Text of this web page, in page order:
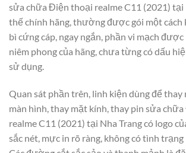
sửa chữa Điện thoại realme C11 (2021) tại
thế chính hãng, thường được gói một
bì cứng cáp, ngay ngắn, phần vi mạch
niêm phong của hãng, chưa từng có dấu
sử dụng.
Quan sát phần trên, linh kiện dùng để thay
màn hình, thay mặt kính, thay pin sửa
realme C11 (2021) tại Nha Trang có logo
sắc nét, mực in rõ ràng, không có tình